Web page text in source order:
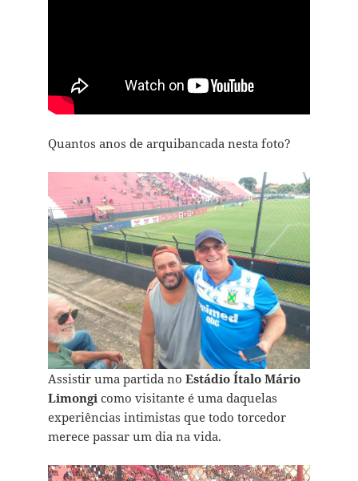
Quantos anos de arquibancada nesta foto?
Assistir uma partida no Estádio Ítalo Mário
Limongicomo visitante é uma daquelas
experiências intimistas que todo torcedor
merece passar um dia na vida.